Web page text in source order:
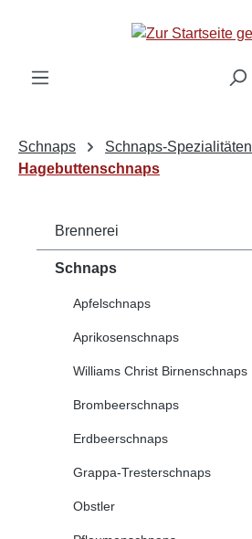
Schnaps
Schnaps-Spezialitäten
Hagebuttenschnaps
Brennerei
Schnaps
Apfelschnaps
Aprikosenschnaps
Williams Christ Birnenschnaps
Brombeerschnaps
Erdbeerschnaps
Grappa-Tresterschnaps
Obstler